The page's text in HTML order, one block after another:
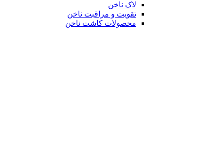
لاک ناخن
تقویت و مراقبت ناخن
محصولات کاشت ناخن